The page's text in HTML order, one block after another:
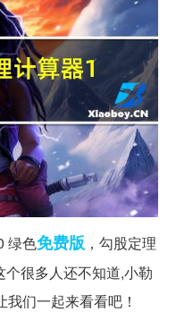
绿色免费版 ，勾股定理
很多人还不知道,小勒
们一起来看看吧！